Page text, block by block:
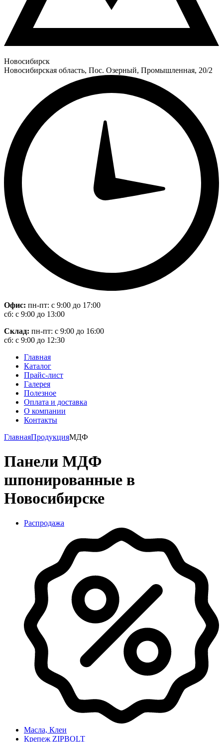
Новосибирск
Новосибирская область, Пос. Озерный, Промышленная, 20/2
Офис: пн-пт: с 9:00 до 17:00
сб: с 9:00 до 13:00
Склад: пн-пт: с 9:00 до 16:00
сб: с 9:00 до 12:30
Главная
Каталог
Прайс-лист
Галерея
Полезное
Оплата и доставка
О компании
Контакты
ГлавнаяПродукцияМДФ
Панели МДФ
шпонированные в
Новосибирске
Распродажа
Масла, Клеи
Крепеж ZIPBOLT